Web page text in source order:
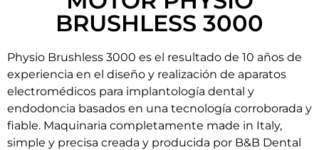
BRUSHLESS 3000
Physio Brushless 3000 es el resultado de 10 años de
experiencia en el diseño y realización de aparatos
electromédicos para implantología dental y
endodoncia basados en una tecnología corroborada y
fiable. Maquinaria completamente made in Italy,
simple y precisa creada y producida por B&B Dental